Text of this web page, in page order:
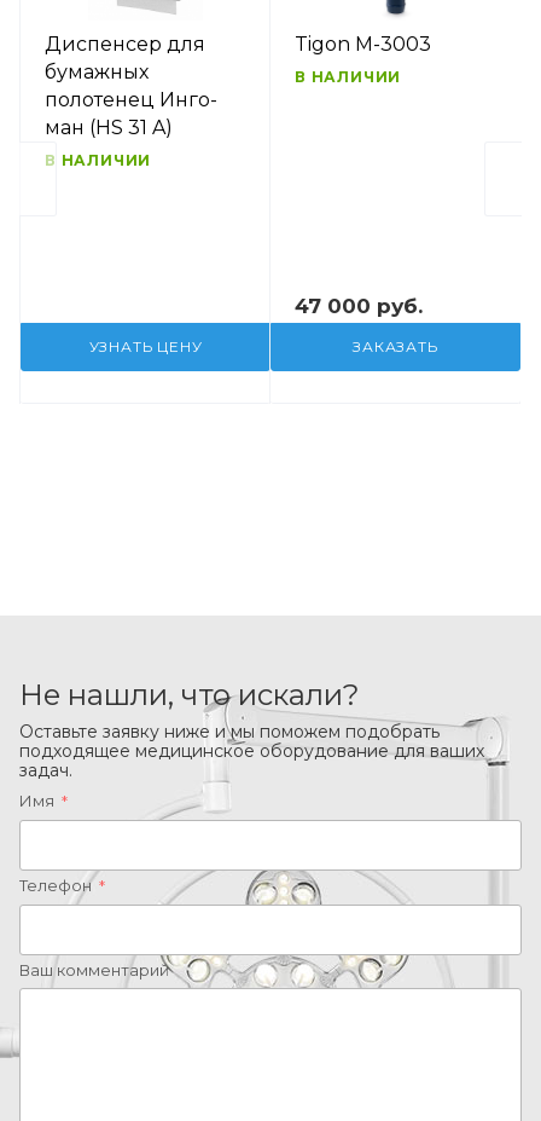
Диспенсер для
бумажных
полотенец Инго-
ман (HS 31 A)
В НАЛИЧИИ
УЗНАТЬ ЦЕНУ
Tigon M-3003
В НАЛИЧИИ
47 000 руб.
ЗАКАЗАТЬ
Не нашли, что искали?
Оставьте заявку ниже и мы поможем подобрать
подходящее медицинское оборудование для ваших
задач.
Имя *
Телефон *
Ваш комментарий